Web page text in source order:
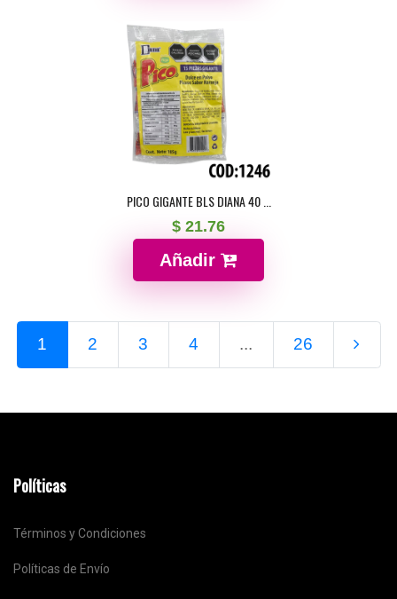
PICO GIGANTE BLS DIANA 40 ...
$ 21.76
Añadir
1 2 3 4 ... 26
Políticas
Términos y Condiciones
Políticas de Envío